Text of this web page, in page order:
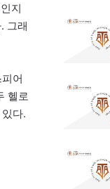
지
그래
어
헬로
다.